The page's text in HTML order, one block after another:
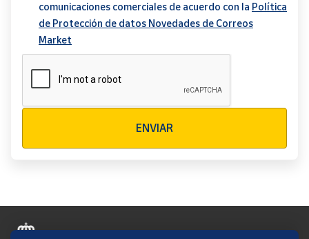
comunicaciones comerciales de acuerdo con la Política
de Protección de datos Novedades de Correos
Market
ENVIAR